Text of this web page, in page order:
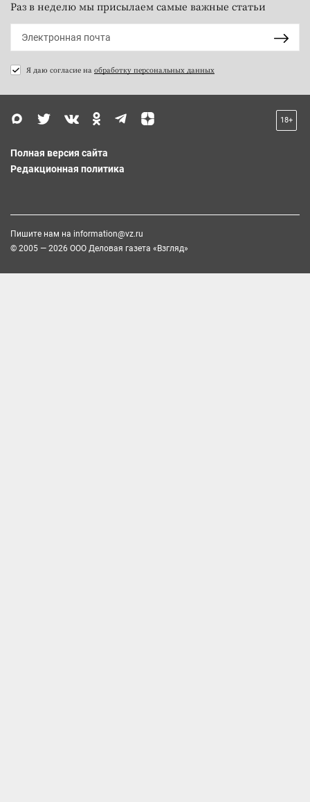
Раз в неделю мы присылаем самые важные статьи
Я даю согласие на обработку персональных данных
18+
Полная версия сайта
Редакционная политика
Пишите нам на information@vz.ru
© 2005 — 2026 ООО Деловая газета «Взгляд»